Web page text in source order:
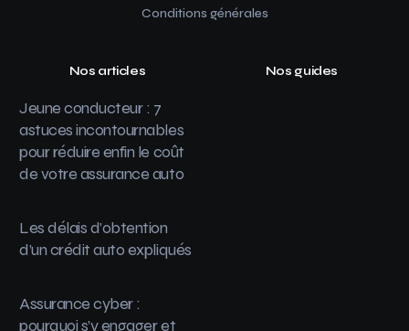
Conditions générales
Nos articles
Jeune conducteur : 7
astuces incontournables
pour réduire enfin le coût
de votre assurance auto
Les délais d’obtention
d’un crédit auto expliqués
Assurance cyber :
pourquoi s’y engager et
Nos guides